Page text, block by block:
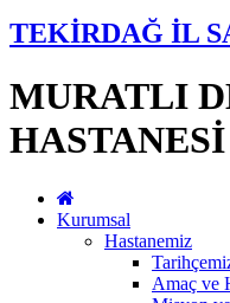
TEKİRDAĞ İL
MURATLI
HASTANESİ
Kurumsal
Hastanemiz
Amaç ve